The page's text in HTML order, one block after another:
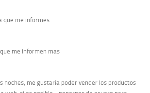
que me informes
me informen mas
noches, me gustaria poder vender los productos